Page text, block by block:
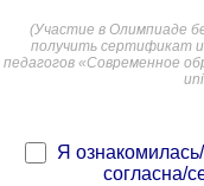
(Участие в Олимпиаде
получить сертификат
педагогов «Современное
Я
согласна/